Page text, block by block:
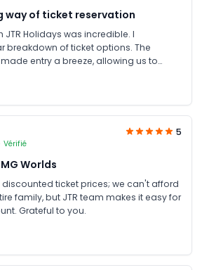
way of ticket reservation
Holidays was incredible. I
breakdown of ticket options. The
entry a breeze, allowing us to
Vérifié
5
Worlds
discounted ticket prices; we can't afford
family, but JTR team makes it easy for
Grateful to you.